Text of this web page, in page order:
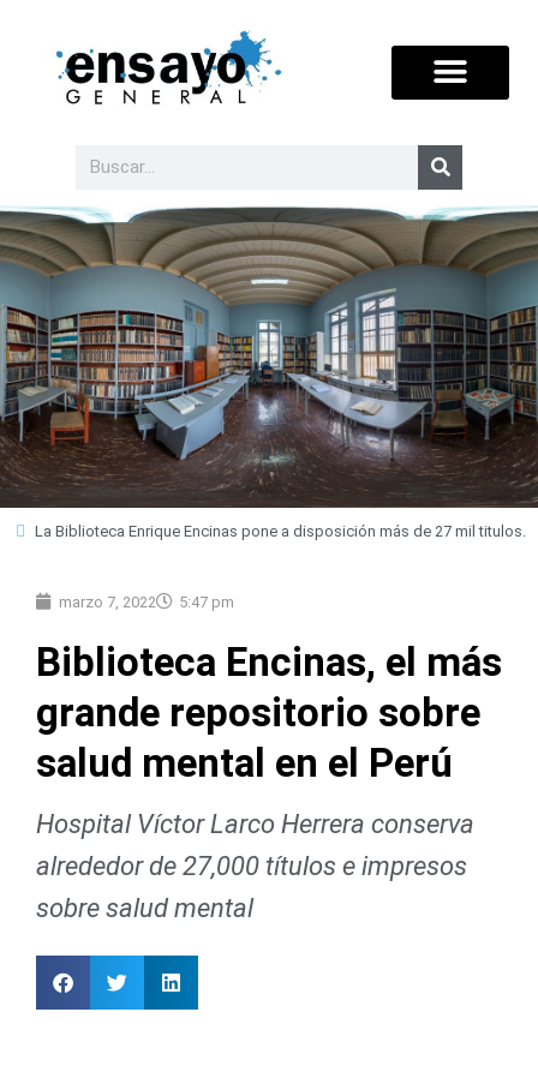
La Biblioteca Enrique Encinas pone a disposición más de 27 mil titulos.
marzo 7, 2022 5:47 pm
Biblioteca Encinas, el más
grande repositorio sobre
salud mental en el Perú
Hospital Víctor Larco Herrera conserva
alrededor de 27,000 títulos e impresos
sobre salud mental